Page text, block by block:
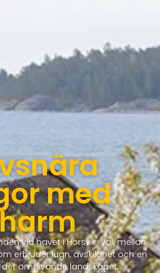
med
vid havet i Horsvik. Välj mellan
erbjuder lugn, avskildhet och en
det omgivande landskapet.